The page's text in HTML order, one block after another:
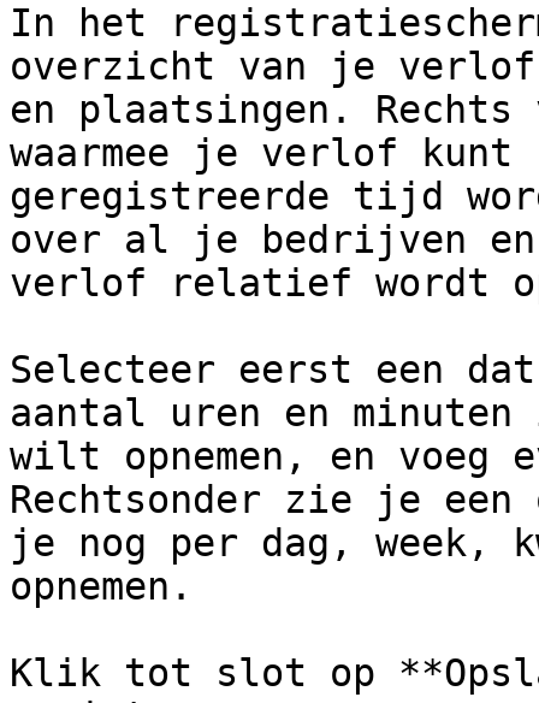
In het
overzicht van je
en plaatsingen.
waarmee je verlof
geregistreerde tijd
over al je bedrijven
verlof relatief wordt
Selecteer eerst een
aantal uren en
wilt opnemen, en voeg
Rechtsonder zie je
je nog per dag, week,
opnemen.
Klik tot slot op